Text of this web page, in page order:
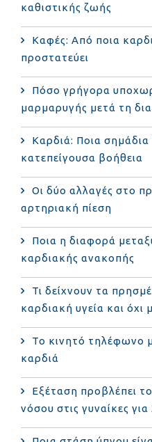
καθιστικής ζωής
Καφές: Από ποια
προστατεύει
Πόσο γρήγορα
μαρμαρυγής μετά τη
Καρδιά: Ποια
κατεπείγουσα βοήθεια
Οι δύο αλλαγές στο
αρτηριακή πίεση
Ποια η διαφορά
καρδιακής ανακοπής
Τι δείχνουν τα
καρδιακή υγεία και όχι
Το κινητό τηλέφωνο
καρδιά
Eξέταση προβλέπει
νόσου στις γυναίκες για